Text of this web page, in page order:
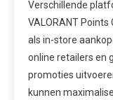
Verschillende
VALORANT
als in-store
online retailers en
promoties
kunnen